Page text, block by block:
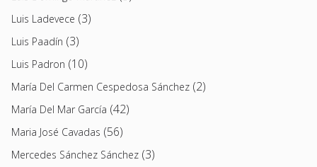
Luis Ladevece (3)
Luis Paadín (3)
Luis Padron (10)
María Del Carmen Cespedosa Sánchez (2)
María Del Mar García (42)
Maria José Cavadas (56)
Mercedes Sánchez Sánchez (3)